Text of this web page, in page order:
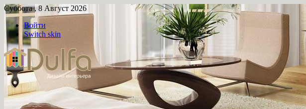
Суббота , 8 Август 2026
Войти
Switch skin